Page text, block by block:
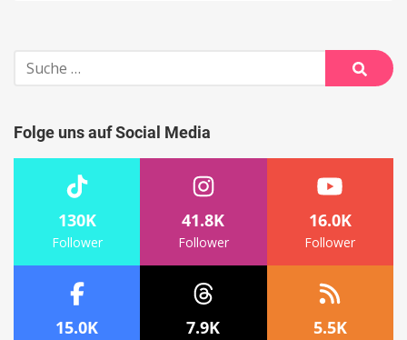
Suche
nach:
Suche
Folge uns auf Social Media
130K
Follower
41.8K
Follower
16.0K
Follower
15.0K 7.9K 5.5K